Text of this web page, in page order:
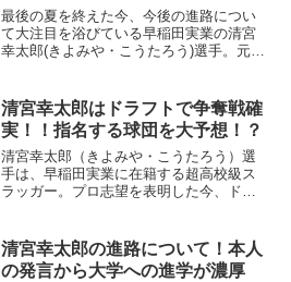
最後の夏を終えた今、今後の進路につい
て大注目を浴びている早稲田実業の清宮
幸太郎(きよみや・こうたろう)選手。元ラ
しています。今回は、そんな清宮選手の
身長や体重について調...
清宮幸太郎はドラフトで争奪戦確
実！！指名する球団を大予想！？
清宮幸太郎（きよみや・こうたろう）選
手は、早稲田実業に在籍する超高校級ス
ラッガー。プロ志望を表明した今、ドラ
宮幸太郎選手の獲得の意思がない球団
は、オリックスバファローズ...
清宮幸太郎の進路について！本人
の発言から大学への進学が濃厚